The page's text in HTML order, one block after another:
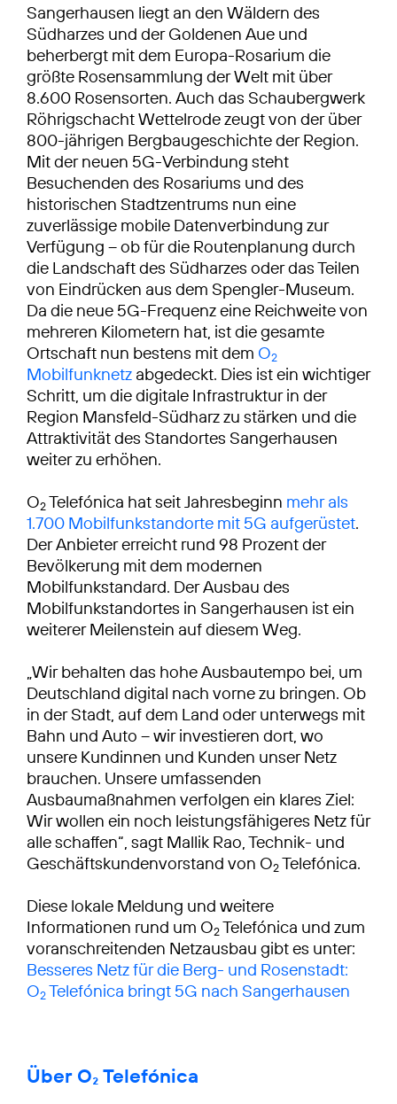
Sangerhausen liegt an den Wäldern des
Südharzes und der Goldenen Aue und
beherbergt mit dem Europa-Rosarium die
größte Rosensammlung der Welt mit über
8.600 Rosensorten. Auch das Schaubergwerk
Röhrigschacht Wettelrode zeugt von der über
800-jährigen Bergbaugeschichte der Region.
Mit der neuen 5G-Verbindung steht
Besuchenden des Rosariums und des
historischen Stadtzentrums nun eine
zuverlässige mobile Datenverbindung zur
Verfügung – ob für die Routenplanung durch
die Landschaft des Südharzes oder das Teilen
von Eindrücken aus dem Spengler-Museum.
Da die neue 5G-Frequenz eine Reichweite von
mehreren Kilometern hat, ist die gesamte
Ortschaft nun bestens mit dem O2
Mobilfunknetz abgedeckt. Dies ist ein wichtiger
Schritt, um die digitale Infrastruktur in der
Region Mansfeld-Südharz zu stärken und die
Attraktivität des Standortes Sangerhausen
weiter zu erhöhen.
O2Telefónica hat seit Jahresbeginn mehr als
1.700 Mobilfunkstandorte mit 5G aufgerüstet.
Der Anbieter erreicht rund 98 Prozent der
Bevölkerung mit dem modernen
Mobilfunkstandard. Der Ausbau des
Mobilfunkstandortes in Sangerhausen ist ein
weiterer Meilenstein auf diesem Weg.
„Wir behalten das hohe Ausbautempo bei, um
Deutschland digital nach vorne zu bringen. Ob
in der Stadt, auf dem Land oder unterwegs mit
Bahn und Auto – wir investieren dort, wo
unsere Kundinnen und Kunden unser Netz
brauchen. Unsere umfassenden
Ausbaumaßnahmen verfolgen ein klares Ziel:
Wir wollen ein noch leistungsfähigeres Netz für
alle schaffen“, sagt Mallik Rao, Technik- und
Geschäftskundenvorstand von O2Telefónica.
Diese lokale Meldung und weitere
Informationen rund um O2Telefónica und zum
voranschreitenden Netzausbau gibt es unter:
Besseres Netz für die Berg- und Rosenstadt:
O2Telefónica bringt 5G nach Sangerhausen
Über O₂ Telefónica